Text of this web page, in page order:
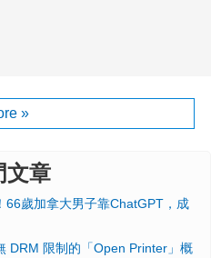
»
文章
66歲加拿大男子靠ChatGPT，成
DRM 限制的「Open Printer」概